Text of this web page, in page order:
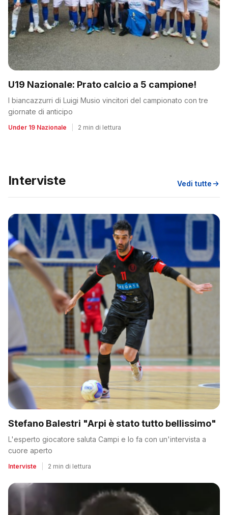
U19 Nazionale: Prato calcio a 5 campione!
I biancazzurri di Luigi Musio vincitori del campionato con tre
giornate di anticipo
Under 19 Nazionale 2 min di lettura
Interviste Vedi tutte
Stefano Balestri "Arpi è stato tutto bellissimo"
L'esperto giocatore saluta Campi e lo fa con un'intervista a
cuore aperto
Interviste 2 min di lettura